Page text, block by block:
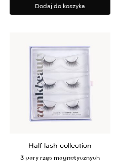
Dodaj do koszyka
Half lash collection
3 pary rzęs magnetycznych